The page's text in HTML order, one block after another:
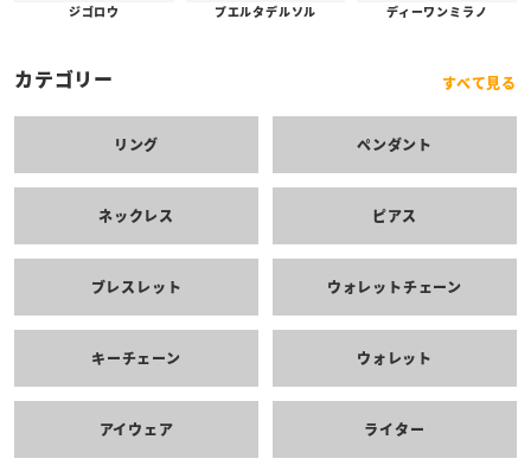
ジゴロウ プエルタデルソル ディーワンミラノ
カテゴリー すべて見る
リング ペンダント
ネックレス ピアス
ブレスレット ウォレットチェーン
キーチェーン ウォレット
アイウェア ライター